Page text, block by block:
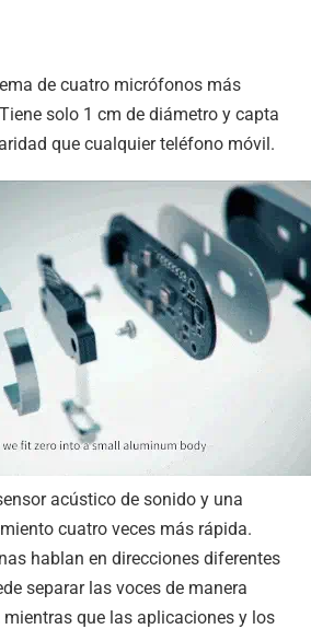
de cuatro micrófonos más
solo 1 cm de diámetro y capta
que cualquier teléfono móvil.
acústico de sonido y una
cuatro veces más rápida.
hablan en direcciones diferentes
separar las voces de manera
que las aplicaciones y los